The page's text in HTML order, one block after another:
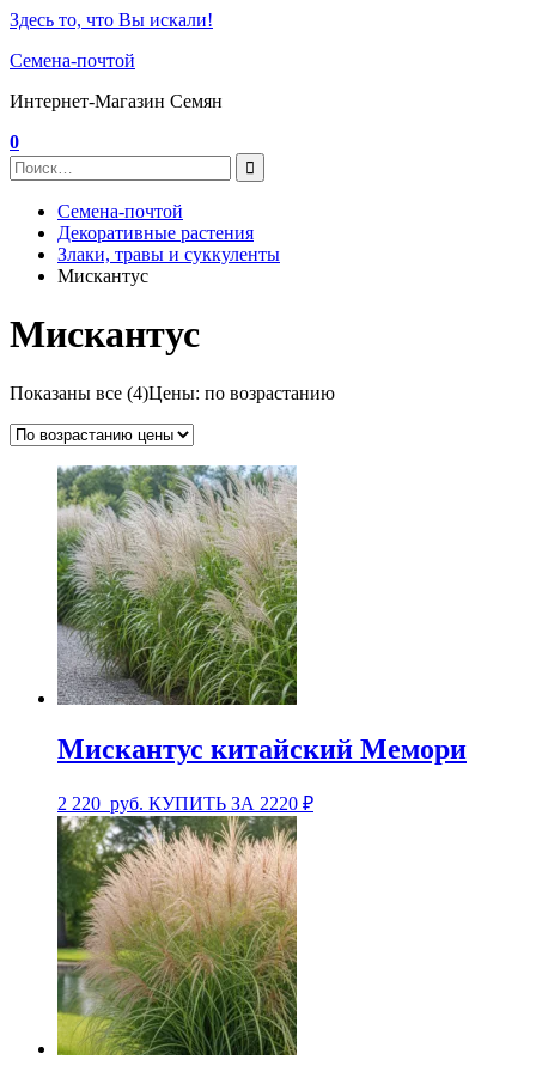
Здесь то, что Вы искали!
Семена-почтой
Интернет-Магазин Семян
0
Семена-почтой
Декоративные растения
Злаки, травы и суккуленты
Мискантус
Мискантус
Показаны все (4)Цены: по возрастанию
Мискантус китайский Мемори
2 220 руб. КУПИТЬ ЗА 2220 ₽